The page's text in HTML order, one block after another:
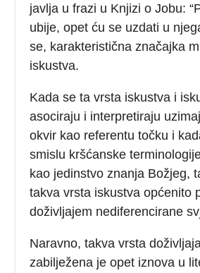
javlja u frazi u Knjizi o Jobu:
ubije, opet ću se uzdati u
se, karakteristična značajka
iskustva.
Kada se ta vrsta iskustva i
asociraju i interpretiraju
okvir kao referentu točku i
smislu kršćanske
kao jedinstvo znanja Božjeg,
takva vrsta iskustva općenito
doživljajem nediferencirane
Naravno, takva vrsta
zabilježena je opet iznova u